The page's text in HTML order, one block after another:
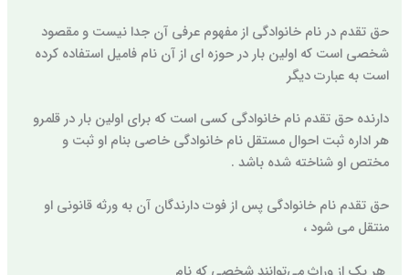
حق تقدم در نام خانوادگی از مفهوم عرفی آن جدا نیست و مقصود
شخصی است که اولین بار در حوزه ای از آن نام فامیل استفاده کرده
است به عبارت دیگر
دارنده حق تقدم نام خانوادگی کسی است که برای اولین بار در قلمرو
هر اداره ثبت احوال مستقل نام خانوادگی خاصی بنام او ثبت و
مختص او شناخته شده باشد .
حق تقدم نام خانوادگی پس از فوت دارندگان آن به ورثه قانونی او
منتقل می شود ،